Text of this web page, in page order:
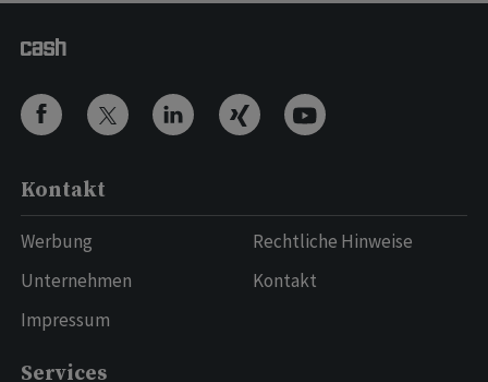
Kontakt
Werbung
Unternehmen
Impressum
Rechtliche Hinweise
Kontakt
Services